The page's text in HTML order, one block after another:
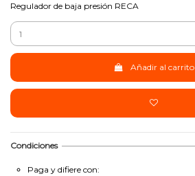
Regulador de baja presión RECA
Añadir al carrito
Condiciones
Paga y difiere con: